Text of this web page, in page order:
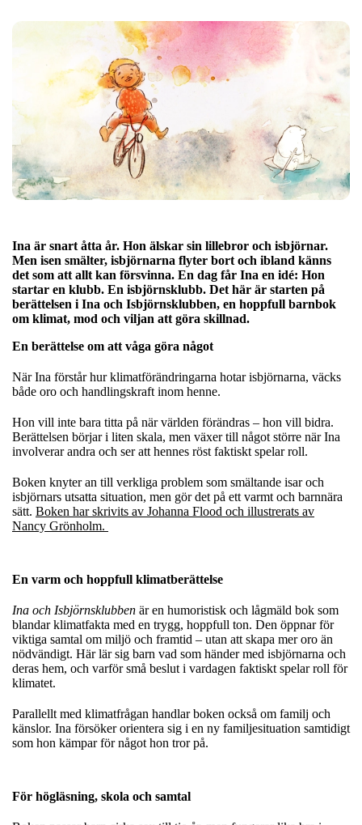
Ina är snart åtta år. Hon älskar sin lillebror och isbjörnar.
Men isen smälter, isbjörnarna flyter bort och ibland känns
det som att allt kan försvinna. En dag får Ina en idé: Hon
startar en klubb. En isbjörnsklubb. Det här är starten på
berättelsen i Ina och Isbjörnsklubben, en hoppfull barnbok
om klimat, mod och viljan att göra skillnad.
En berättelse om att våga göra något
När Ina förstår hur klimatförändringarna hotar isbjörnarna, väcks
både oro och handlingskraft inom henne.
Hon vill inte bara titta på när världen förändras – hon vill bidra.
Berättelsen börjar i liten skala, men växer till något större när Ina
involverar andra och ser att hennes röst faktiskt spelar roll.
Boken knyter an till verkliga problem som smältande isar och
isbjörnars utsatta situation, men gör det på ett varmt och barnnära
sätt. Boken har skrivits av Johanna Flood och illustrerats av
Nancy Grönholm.
En varm och hoppfull klimatberättelse
Ina och Isbjörnsklubben är en humoristisk och lågmäld bok som
blandar klimatfakta med en trygg, hoppfull ton. Den öppnar för
viktiga samtal om miljö och framtid – utan att skapa mer oro än
nödvändigt. Här lär sig barn vad som händer med isbjörnarna och
deras hem, och varför små beslut i vardagen faktiskt spelar roll för
klimatet.
Parallellt med klimatfrågan handlar boken också om familj och
känslor. Ina försöker orientera sig i en ny familjesituation samtidigt
som hon kämpar för något hon tror på.
För högläsning, skola och samtal